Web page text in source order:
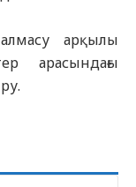
арқылы
арасындағы